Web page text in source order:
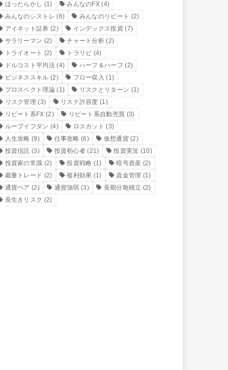
ほったらかし (1) みんなのFX (4)
みんなのシストレ (6) みんなのリピート (2)
アイネット証券 (2) インデックス投資 (7)
サラリーマン (2) チャート分析 (2)
トライオート (2) トラリピ (4)
ドルコスト平均法(4) ハーフ＆ハーフ (2)
ビジネススキル (2) フロー収入 (1)
プロスペクト理論(1) リスクとリターン (1)
リスク管理 (3) リスク許容度 (1)
リピート系FX (2) リピート系自動売買 (3)
ループイフダン (4) ロスカット (3)
人生攻略 (9) 仕事攻略 (6) 仮想通貨(2)
投資信託 (3) 投資初心者 (21) 投資実況 (10)
投資家の常識 (2) 投資戦略 (1) 暗号資産 (2)
裁量トレード (2) 複利効果 (1) 資金管理 (1)
通貨ペア (2) 通貨強弱 (3) 長期分散積立 (2)
長生きリスク (2)